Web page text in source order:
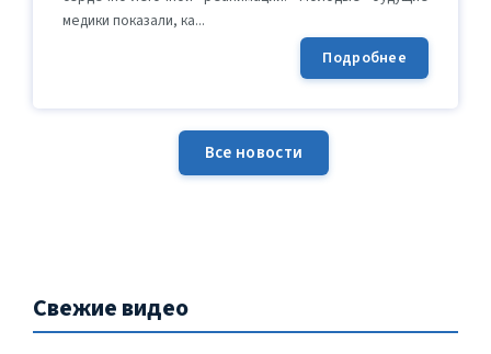
медики показали, ка...
Подробнее
Все новости
Свежие видео